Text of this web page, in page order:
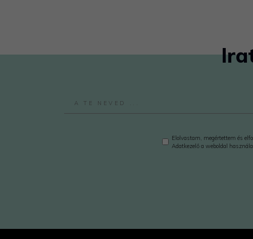
Elolvastam, megértettem és
Adatkezelő a weboldal